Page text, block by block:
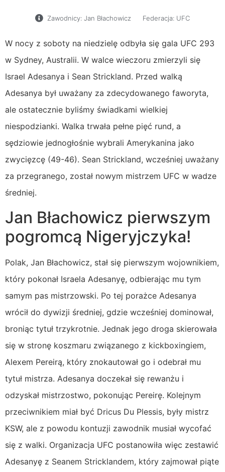
Zawodnicy: Jan Błachowicz Federacja: UFC
W nocy z soboty na niedzielę odbyła się gala UFC 293
w Sydney, Australii. W walce wieczoru zmierzyli się
Israel Adesanya i Sean Strickland. Przed walką
Adesanya był uważany za zdecydowanego faworyta,
ale ostatecznie byliśmy świadkami wielkiej
niespodzianki. Walka trwała pełne pięć rund, a
sędziowie jednogłośnie wybrali Amerykanina jako
zwycięzcę (49-46). Sean Strickland, wcześniej uważany
za przegranego, został nowym mistrzem UFC w wadze
średniej.
Jan Błachowicz pierwszym
pogromcą Nigeryjczyka!
Polak, Jan Błachowicz, stał się pierwszym wojownikiem,
który pokonał Israela Adesanyę, odbierając mu tym
samym pas mistrzowski. Po tej porażce Adesanya
wrócił do dywizji średniej, gdzie wcześniej dominował,
broniąc tytuł trzykrotnie. Jednak jego droga skierowała
się w stronę koszmaru związanego z kickboxingiem,
Alexem Pereirą, który znokautował go i odebrał mu
tytuł mistrza. Adesanya doczekał się rewanżu i
odzyskał mistrzostwo, pokonując Pereirę. Kolejnym
przeciwnikiem miał być Dricus Du Plessis, były mistrz
KSW, ale z powodu kontuzji zawodnik musiał wycofać
się z walki. Organizacja UFC postanowiła więc zestawić
Adesanyę z Seanem Stricklandem, który zajmował piąte